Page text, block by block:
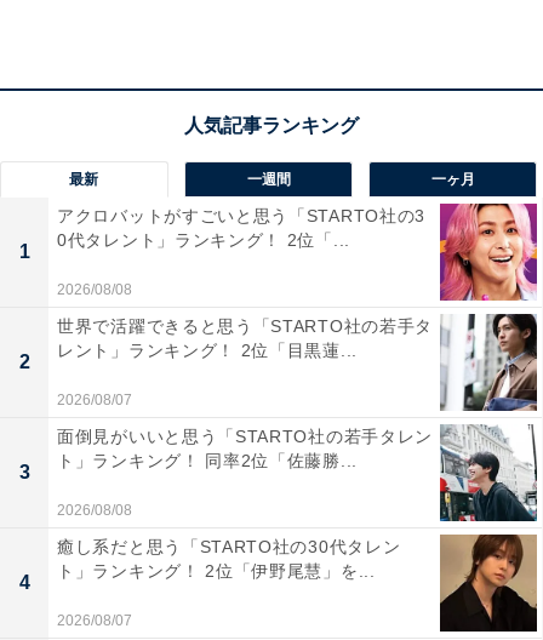
などのコメントが寄せられました。
最新 一週間 一ヶ月
1
アクロバットがすごいと思う「STARTO社の3
0代タレント」ランキング！ 2位「...
2026/08/08
2
世界で活躍できると思う「STARTO社の若手タ
レント」ランキング！ 2位「目黒蓮...
2026/08/07
3
面倒見がいいと思う「STARTO社の若手タレン
ト」ランキング！ 同率2位「佐藤勝...
2026/08/08
4
癒し系だと思う「STARTO社の30代タレン
ト」ランキング！ 2位「伊野尾慧」を...
2026/08/07